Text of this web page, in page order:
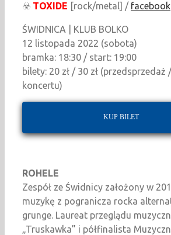
☣️ TOXIDE [rock/metal] / facebook
ŚWIDNICA | KLUB BOLKO
12 listopada 2022 (sobota)
bramka: 18:30 / start: 19:00
bilety: 20 zł / 30 zł (przedsprzedaż
koncertu)
KUP BILET
ROHELE
Zespół ze Świdnicy założony w
muzykę z pogranicza rocka
grunge. Laureat przeglądu
„Truskawka” i półfinalista